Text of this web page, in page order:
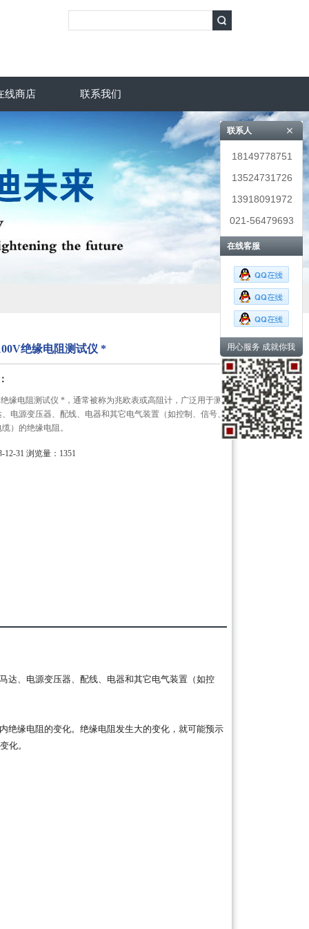
线商店 联系我们
绝缘电阻测试仪 *
缘电阻测试仪 *，通常被称为兆欧表或高阻计，广泛用于测
电源变压器、配线、电器和其它电气装置（如控制、信号、
）的绝缘电阻。
12-31 浏览量：1351
达、电源变压器、配线、电器和其它电气装置（如控
绝缘电阻的变化。绝缘电阻发生大的变化，就可能预示
化。
联系人
18149778751
13524731726
13918091972
021-56479693
在线客服
用心服务 成就你我